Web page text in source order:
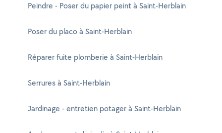
Peindre - Poser du papier peint à Saint-Herblain
Poser du placo à Saint-Herblain
Réparer fuite plomberie à Saint-Herblain
Serrures à Saint-Herblain
Jardinage - entretien potager à Saint-Herblain